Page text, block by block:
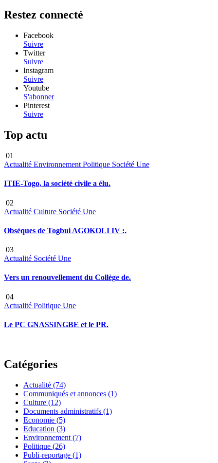
Restez connecté
Facebook
Suivre
Twitter
Suivre
Instagram
Suivre
Youtube
S'abonner
Pinterest
Suivre
Top actu
01
Actualité Environnement Politique Société Une
ITIE-Togo, la société civile a élu.
02
Actualité Culture Société Une
Obsèques de Togbui AGOKOLI IV :.
03
Actualité Société Une
Vers un renouvellement du Collège de.
04
Actualité Politique Une
Le PC GNASSINGBE et le PR.
Catégories
Actualité (74)
Communiqués et annonces (1)
Culture (12)
Documents administratifs (1)
Economie (5)
Education (3)
Environnement (7)
Politique (26)
Publi-reportage (1)